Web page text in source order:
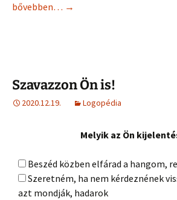
bővebben… →
Szavazzon Ön is!
2020.12.19. Logopédia
Melyik az Ön
Beszéd közben elfárad a hangom,
Szeretném, ha nem kérdeznének
azt mondják, hadarok